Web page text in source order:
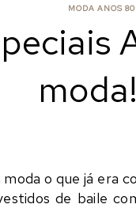
MODA ANOS 80
o que já era
de baile